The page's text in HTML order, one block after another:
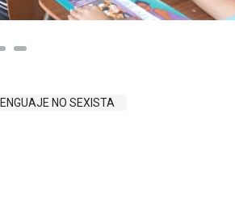
LENGUAJE NO SEXISTA